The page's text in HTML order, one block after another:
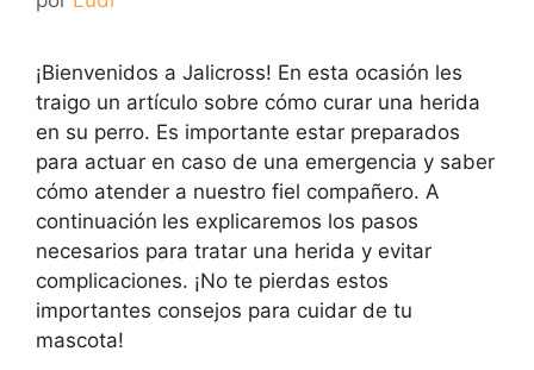
¡Bienvenidos a Jalicross! En esta ocasión les
traigo un artículo sobre cómo curar una herida
en su perro. Es importante estar preparados
para actuar en caso de una emergencia y saber
cómo atender a nuestro fiel compañero. A
continuación les explicaremos los pasos
necesarios para tratar una herida y evitar
complicaciones. ¡No te pierdas estos
importantes consejos para cuidar de tu
mascota!